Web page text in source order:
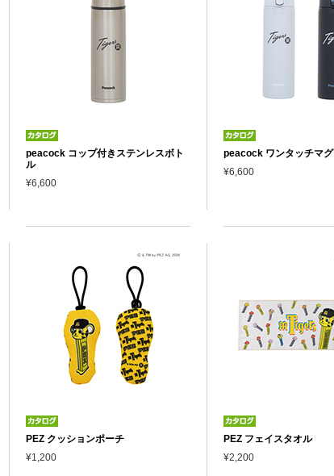
peacock コップ付きステンレスボト
ル
¥6,600
peacock ワンタッチマグ
¥6,600
PEZ クッションポーチ
¥1,200
PEZ フェイスタオル
¥2,200